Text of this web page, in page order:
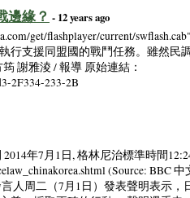
邊緣？ - 12 years ago
get/flashplayer/current/
支援同盟國的戰鬥任務。雖然民
謝雅淩 / 報導 原始連結：
2F334-233-2B
年7月1日, 格林尼治標準時間
(Source: BBC
人周二（7月1日）發表聲明表示，